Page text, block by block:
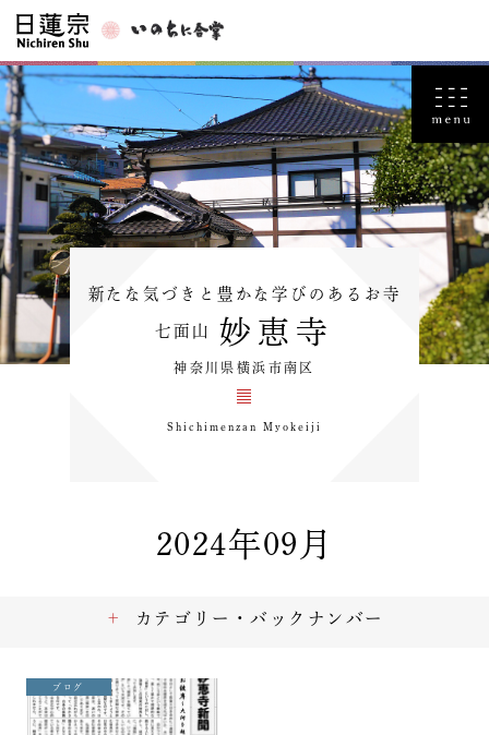
新たな気づきと豊かな学びのあるお寺
七面山 妙恵寺
神奈川県横浜市南区
Shichimenzan Myokeiji
2024年09月
ブログ
カテゴリー・バックナンバー